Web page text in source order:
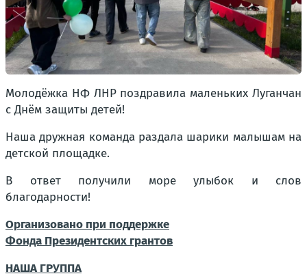
Молодёжка НФ ЛНР поздравила маленьких Луганчан
с Днём защиты детей!
Наша дружная команда раздала шарики малышам на
детской площадке.
В ответ получили море улыбок и слов
благодарности!
Организовано при поддержке
Фонда Президентских грантов
НАША ГРУППА